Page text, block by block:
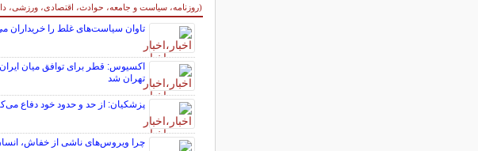
(روزنامه، سیاست و جامعه، حوادث، اقتصادی، ورزشی،
سایر خبرهای داغ
تاوان سیاست‌های غلط را خریداران
اکسیوس: قطر برای توافق میان
تهران شد
پزشکیان: از حد و حدود خود دفاع
چرا ویروس‌های ناشی از خفاش،